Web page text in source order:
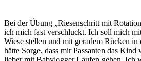
Bei der Übung „Riesenschritt mit
ich mich fast verschluckt. Ich soll mich
Wiese stellen und mit geradem Rücken
hätte Sorge, dass mir Passanten das